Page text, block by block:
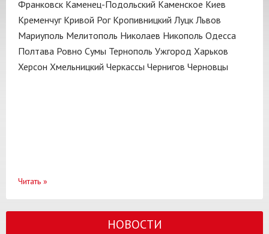
Франковск Каменец-Подольский Каменское Киев
Кременчуг Кривой Рог Кропивницкий Луцк Львов
Мариуполь Мелитополь Николаев Никополь Одесса
Полтава Ровно Сумы Тернополь Ужгород Харьков
Херсон Хмельницкий Черкассы Чернигов Черновцы
Читать »
НОВОСТИ